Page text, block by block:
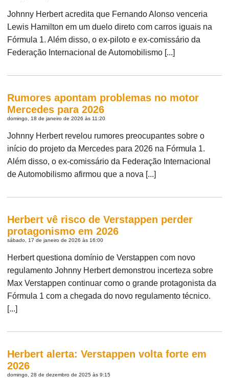
Johnny Herbert acredita que Fernando Alonso venceria
Lewis Hamilton em um duelo direto com carros iguais na
Fórmula 1. Além disso, o ex-piloto e ex-comissário da
Federação Internacional de Automobilismo [...]
Rumores apontam problemas no motor
Mercedes para 2026
domingo, 18 de janeiro de 2026 às 11:20
Johnny Herbert revelou rumores preocupantes sobre o
início do projeto da Mercedes para 2026 na Fórmula 1.
Além disso, o ex-comissário da Federação Internacional
de Automobilismo afirmou que a nova [...]
Herbert vê risco de Verstappen perder
protagonismo em 2026
sábado, 17 de janeiro de 2026 às 16:00
Herbert questiona domínio de Verstappen com novo
regulamento Johnny Herbert demonstrou incerteza sobre
Max Verstappen continuar como o grande protagonista da
Fórmula 1 com a chegada do novo regulamento técnico.
[...]
Herbert alerta: Verstappen volta forte em
2026
domingo, 28 de dezembro de 2025 às 9:15